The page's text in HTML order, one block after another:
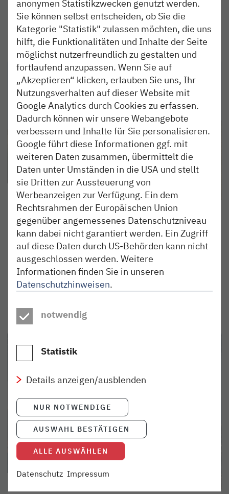
weiterlesen
FUNDSTÜCKE 13. FEB 2020
Probefahrten Uetersen -
Tornesch
Kostenlose Probewoche der neg bis zum 28.
Februar verlängert!
weiterlesen
anonymen Statistikzwecken genutzt werden.
Sie können selbst entscheiden, ob Sie die
Kategorie "Statistik" zulassen möchten, die uns
hilft, die Funktionalitäten und Inhalte der Seite
möglichst nutzerfreundlich zu gestalten und
fortlaufend anzupassen. Wenn Sie auf
„Akzeptieren“ klicken, erlauben Sie uns, Ihr
Nutzungsverhalten auf dieser Website mit
Google Analytics durch Cookies zu erfassen.
Dadurch können wir unsere Webangebote
verbessern und Inhalte für Sie personalisieren.
Google führt diese Informationen ggf. mit
weiteren Daten zusammen, übermittelt die
Daten unter Umständen in die USA und stellt
sie Dritten zur Aussteuerung von
Werbeanzeigen zur Verfügung. Ein dem
Rechtsrahmen der Europäischen Union
gegenüber angemessenes Datenschutzniveau
kann dabei nicht garantiert werden. Ein Zugriff
auf diese Daten durch US-Behörden kann nicht
ausgeschlossen werden. Weitere
Informationen finden Sie in unseren
Datenschutzhinweisen.
notwendig
Statistik
Details anzeigen/ausblenden
NUR NOTWENDIGE
AUSWAHL BESTÄTIGEN
ALLE AUSWÄHLEN
Datenschutz Impressum